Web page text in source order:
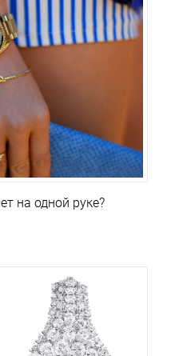
на одной руке?